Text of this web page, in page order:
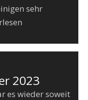
sehr
2023
es wieder soweit